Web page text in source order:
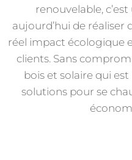
renouvelable,
aujourd’hui de réaliser
réel impact écologique
clients. Sans
bois et solaire qui
solutions pour se